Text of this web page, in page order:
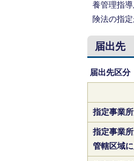
養管理指
険法の指
届出先
届出先区分
指定事業
指定事業
管轄区域